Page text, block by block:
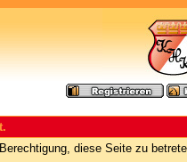
diese Seite zu